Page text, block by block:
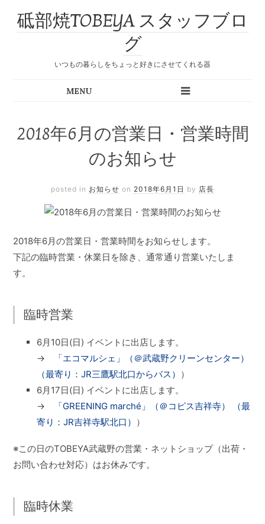
砥部焼TOBEYA スタッフブロ
グ
いつもの暮らしをちょっと好きにさせてくれる器
2018年6月の営業日・営業時間
のお知らせ
posted in お知らせ on 2018年6月1日 by 店長
2018年6月の営業日・営業時間をお知らせします。
下記の臨時営業・休業日を除き、通常通り営業いたしま
す。
臨時営業
6月10日(日) イベントに出店します。
→
「エコマルシェ」（＠武蔵野クリーンセンター）
（最寄り：JR三鷹駅北口からバス） ）
6月17日(日) イベントに出店します。
→
「GREENING marché」（＠コピス吉祥寺） （最
寄り：JR吉祥寺駅北口） ）
※この日のTOBEYA武蔵野の営業・ネットショップ（出荷・
お問い合わせ対応）はお休みです。
臨時休業